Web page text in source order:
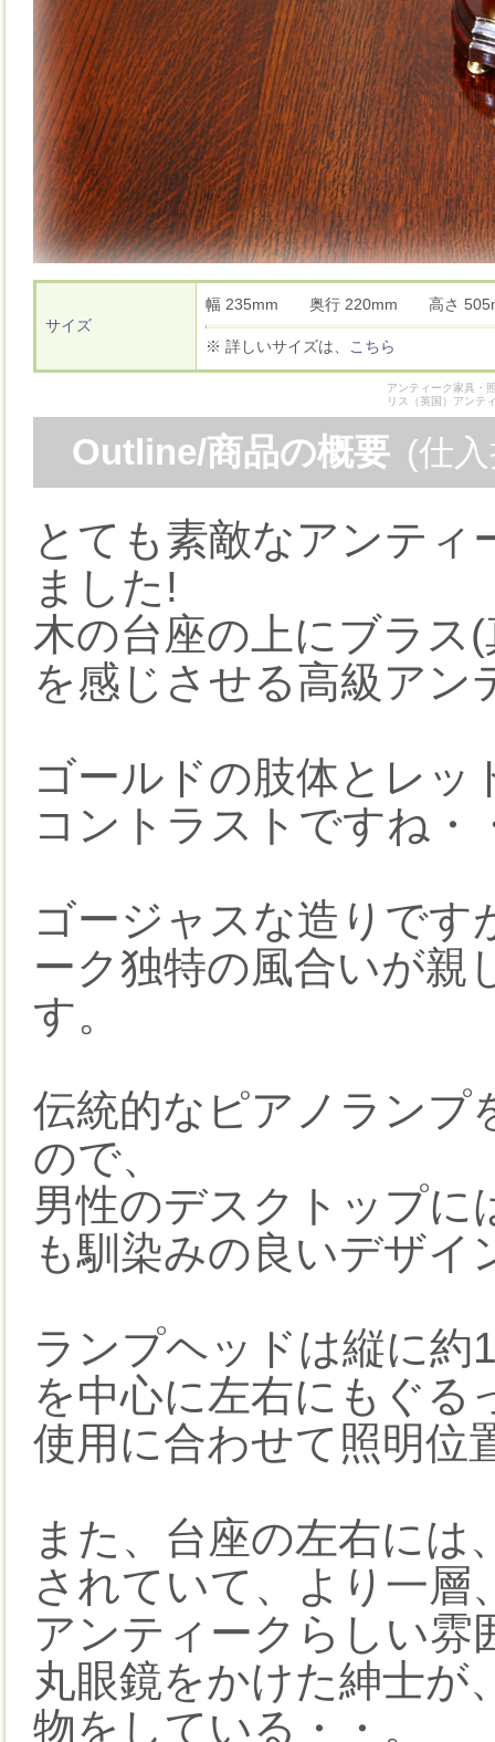
サイズ
幅 235mm 奥行 220mm 高さ
※ 詳しいサイズは、 こちら
アンティーク家具・
リス（英国）アンテ
Outline/商品の概要 (仕
とても素敵なアンテ
ました!
木の台座の上にブラス
を感じさせる高級アン
ゴールドの肢体とレッ
コントラストですね・
ゴージャスな造りです
ーク独特の風合いが親
す。
伝統的なピアノランプ
ので、
男性のデスクトップに
も馴染みの良いデザイ
ランプヘッドは縦に約
を中心に左右にもぐる
使用に合わせて照明位
また、台座の左右には
されていて、より一層
アンティークらしい雰
丸眼鏡をかけた紳士が
物をしている・・。